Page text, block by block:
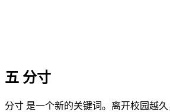
五 分寸
分寸 是一个新的关键词。离开校园越